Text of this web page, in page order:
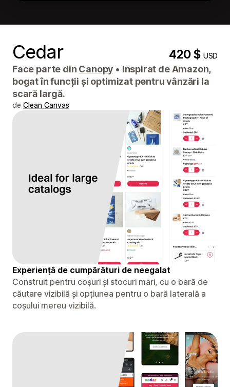
Cedar 420 $USD
Face parte din Canopy • Inspirat de Amazon,
bogat în funcții și optimizat pentru vânzări la
scară largă.
de Clean Canvas
Experiență de cumpărături de neegalat
Construit pentru coșuri și stocuri mari, cu o bară de
căutare vizibilă și opțiunea pentru o bară laterală a
coșului mereu vizibilă.